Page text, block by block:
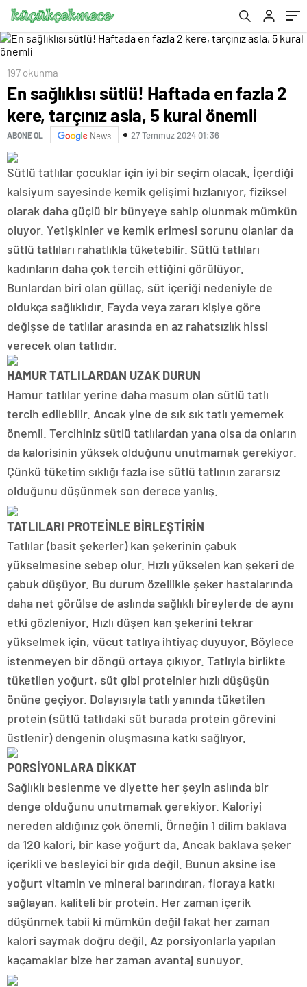
197 okunma
En sağlıklısı sütlü! Haftada en fazla 2
kere, tarçınız asla, 5 kural önemli
ABONE OL News 27 Temmuz 2024 01:36
Sütlü tatlılar çocuklar için iyi bir seçim olacak. İçerdiği
kalsiyum sayesinde kemik gelişimi hızlanıyor, fiziksel
olarak daha güçlü bir bünyeye sahip olunmak mümkün
oluyor. Yetişkinler ve kemik erimesi sorunu olanlar da
sütlü tatlıları rahatlıkla tüketebilir. Sütlü tatlıları
kadınların daha çok tercih ettiğini görülüyor.
Bunlardan biri olan güllaç, süt içeriği nedeniyle de
oldukça sağlıklıdır. Fayda veya zararı kişiye göre
değişse de tatlılar arasında en az rahatsızlık hissi
verecek olan tatlıdır.
HAMUR TATLILARDAN UZAK DURUN
Hamur tatlılar yerine daha masum olan sütlü tatlı
tercih edilebilir. Ancak yine de sık sık tatlı yememek
önemli. Tercihiniz sütlü tatlılardan yana olsa da onların
da kalorisinin yüksek olduğunu unutmamak gerekiyor.
Çünkü tüketim sıklığı fazla ise sütlü tatlının zararsız
olduğunu düşünmek son derece yanlış.
TATLILARI PROTEİNLE BİRLEŞTİRİN
Tatlılar (basit şekerler) kan şekerinin çabuk
yükselmesine sebep olur. Hızlı yükselen kan şekeri de
çabuk düşüyor. Bu durum özellikle şeker hastalarında
daha net görülse de aslında sağlıklı bireylerde de aynı
etki gözleniyor. Hızlı düşen kan şekerini tekrar
yükselmek için, vücut tatlıya ihtiyaç duyuyor. Böylece
istenmeyen bir döngü ortaya çıkıyor. Tatlıyla birlikte
tüketilen yoğurt, süt gibi proteinler hızlı düşüşün
önüne geçiyor. Dolayısıyla tatlı yanında tüketilen
protein (sütlü tatlıdaki süt burada protein görevini
üstlenir) dengenin oluşmasına katkı sağlıyor.
PORSİYONLARA DİKKAT
Sağlıklı beslenme ve diyette her şeyin aslında bir
denge olduğunu unutmamak gerekiyor. Kaloriyi
nereden aldığınız çok önemli. Örneğin 1 dilim baklava
da 120 kalori, bir kase yoğurt da. Ancak baklava şeker
içerikli ve besleyici bir gıda değil. Bunun aksine ise
yoğurt vitamin ve mineral barındıran, floraya katkı
sağlayan, kaliteli bir protein. Her zaman içerik
düşünmek tabii ki mümkün değil fakat her zaman
kalori saymak doğru değil. Az porsiyonlarla yapılan
kaçamaklar bize her zaman avantaj sunuyor.